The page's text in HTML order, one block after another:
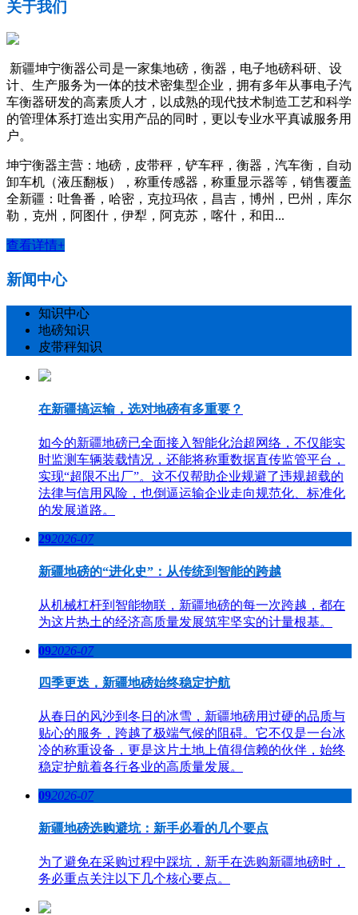
关于我们
新疆坤宁衡器公司是一家集地磅，衡器，电子地磅科研、设
计、生产服务为一体的技术密集型企业，拥有多年从事电子汽
车衡器研发的高素质人才，以成熟的现代技术制造工艺和科学
的管理体系打造出实用产品的同时，更以专业水平真诚服务用
户。
坤宁衡器主营：地磅，皮带秤，铲车秤，衡器，汽车衡，自动
卸车机（液压翻板），称重传感器，称重显示器等，销售覆盖
全新疆：吐鲁番，哈密，克拉玛依，昌吉，博州，巴州，库尔
勒，克州，阿图什，伊犁，阿克苏，喀什，和田...
查看详情+
新闻中心
知识中心
地磅知识
皮带秤知识
在新疆搞运输，选对地磅有多重要？
如今的新疆地磅已全面接入智能化治超网络，不仅能实
时监测车辆装载情况，还能将称重数据直传监管平台，
实现“超限不出厂”。这不仅帮助企业规避了违规超载的
法律与信用风险，也倒逼运输企业走向规范化、标准化
的发展道路。
292026-07
新疆地磅的“进化史”：从传统到智能的跨越
从机械杠杆到智能物联，新疆地磅的每一次跨越，都在
为这片热土的经济高质量发展筑牢坚实的计量根基。
092026-07
四季更迭，新疆地磅始终稳定护航
从春日的风沙到冬日的冰雪，新疆地磅用过硬的品质与
贴心的服务，跨越了极端气候的阻碍。它不仅是一台冰
冷的称重设备，更是这片土地上值得信赖的伙伴，始终
稳定护航着各行各业的高质量发展。
092026-07
新疆地磅选购避坑：新手必看的几个要点
为了避免在采购过程中踩坑，新手在选购新疆地磅时，
务必重点关注以下几个核心要点。